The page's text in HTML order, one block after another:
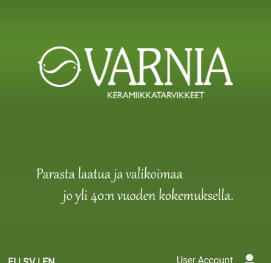
User Account